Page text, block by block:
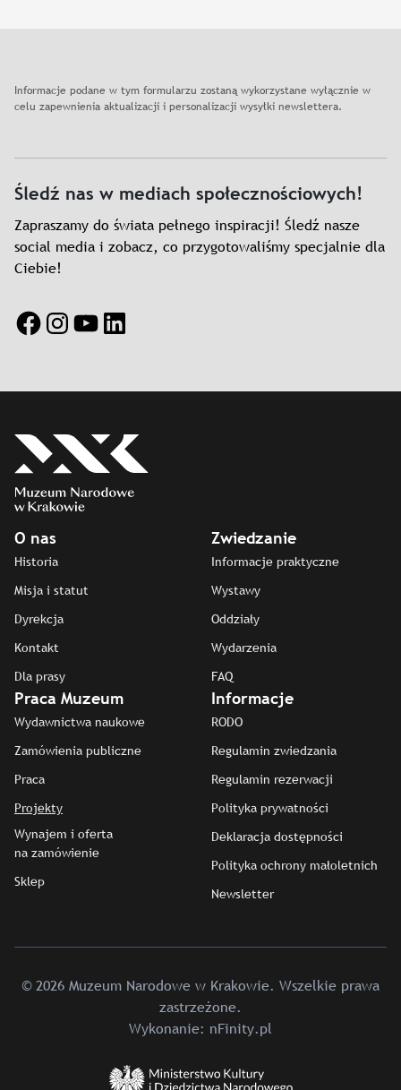
Informacje podane w tym formularzu zostaną wykorzystane wyłącznie w
celu zapewnienia aktualizacji i personalizacji wysyłki newslettera.
Śledź nas w mediach społecznościowych!
Zapraszamy do świata pełnego inspiracji! Śledź nasze
social media i zobacz, co przygotowaliśmy specjalnie dla
Ciebie!
Facebook
Instagram
YouTube
LinkedIn
O nas
Historia
Misja i statut
Dyrekcja
Kontakt
Dla prasy
Zwiedzanie
Informacje praktyczne
Wystawy
Oddziały
Wydarzenia
FAQ
Praca Muzeum
Wydawnictwa naukowe
Zamówienia publiczne
Praca
Projekty
Wynajem i oferta
na zamówienie
Sklep
Informacje
RODO
Regulamin zwiedzania
Regulamin rezerwacji
Polityka prywatności
Deklaracja dostępności
Polityka ochrony małoletnich
Newsletter
© 2026 Muzeum Narodowe w Krakowie. Wszelkie prawa
zastrzeżone.
Wykonanie: nFinity.pl